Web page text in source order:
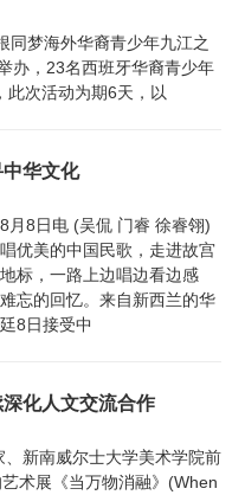
同梦海外华裔青少年九江之
办，23名西班牙华裔青少年
此次活动为期6天，以
华文化
月8日电 (吴侃 门睿 徐睿翎)
优美的中国民歌，走进故宫
标，一路上边唱边看边感
忘的回忆。来自新西兰的华
8日接受中
化人文交流合作
新南威尔士大学美术学院前
术展《当万物消融》(When